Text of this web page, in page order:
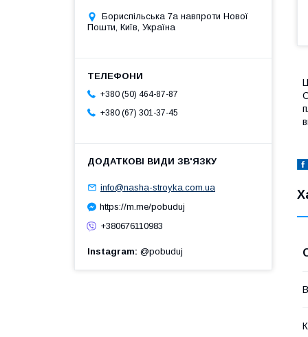
Бориспільська 7а навпроти Нової
Пошти, Київ, Україна
+380 (50) 464-87-87
+380 (67) 301-37-45
info@nasha-stroyka.com.ua
https://m.me/pobuduj
+380676110983
Instagram @pobuduj